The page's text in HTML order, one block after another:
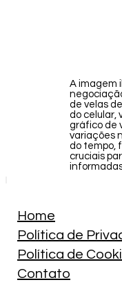
A imagem
de velas
do celular,
gráfico de
variações
do tempo,
cruciais
Home
Política de
Política de
Contato